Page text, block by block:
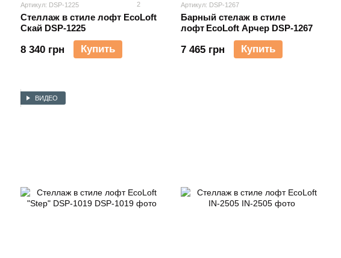
Артикул: DSP-1225 2
Стеллаж в стиле лофт EcoLoft
Скай DSP-1225
8 340 грн Купить
Артикул: DSP-1267
Барный стелаж в стиле
лофт EcoLoft Арчер DSP-1267
7 465 грн Купить
ВИДЕО